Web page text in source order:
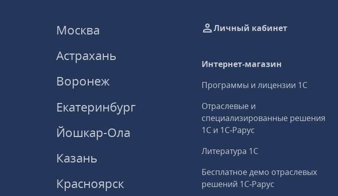
Москва
Астрахань
Воронеж
Екатеринбург
Йошкар-Ола
Казань
Красноярск
Личный кабинет
Интернет-магазин
Программы и лицензии 1С
Отраслевые и
специализированные решения
1С и 1С‑Рарус
Литература 1С
Бесплатное демо отраслевых
решений 1С‑Рарус